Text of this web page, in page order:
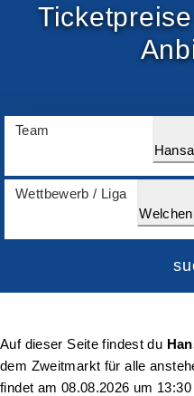
Team
Wettbewerb / Liga
Auf dieser Seite findest du
dem Zweitmarkt für alle
findet am 08.08.2026 um